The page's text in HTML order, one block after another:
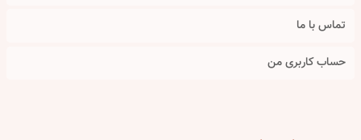
تماس با ما
حساب کاربری من